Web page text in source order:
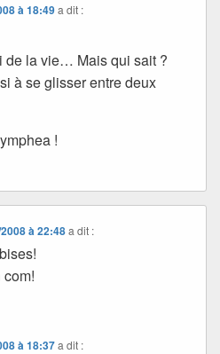
à 18:49a dit :
de la vie… Mais qui sait ?
à se glisser entre deux
!
à 22:48 a dit :
à 18:37a dit :